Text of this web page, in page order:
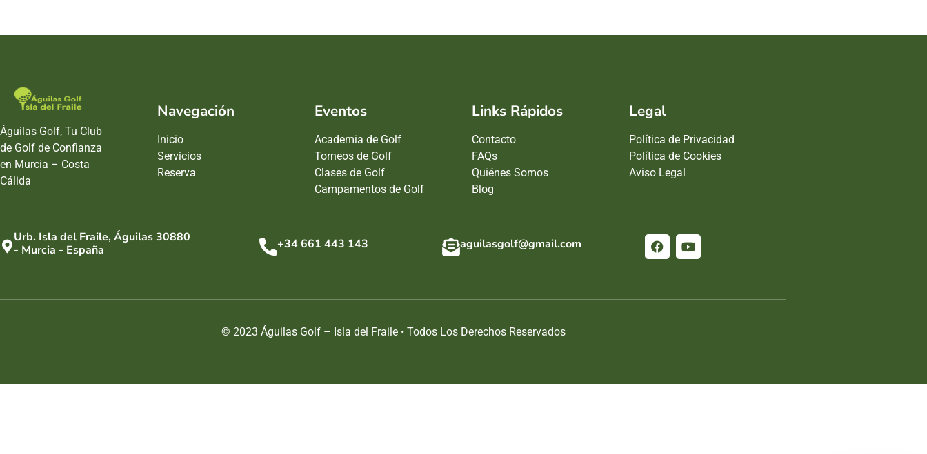
Águilas Golf, Tu Club
de Golf de Confianza
en Murcia – Costa
Cálida
Navegación
Inicio
Servicios
Reserva
Eventos
Academia de Golf
Torneos de Golf
Clases de Golf
Campamentos de Golf
Links Rápidos
Contacto
FAQs
Quiénes Somos
Blog
Legal
Política de Privacidad
Política de Cookies
Aviso Legal
Urb. Isla del Fraile, Águilas 30880
- Murcia - España
+34 661 443 143 aguilasgolf@gmail.com
© 2023 Águilas Golf – Isla del Fraile • Todos Los Derechos Reservados